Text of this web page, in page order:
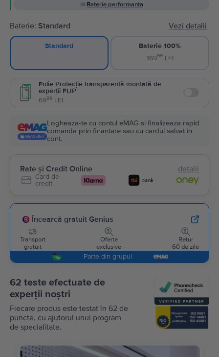
Baterie performanta
Baterie: Standard Vezi detalii
Standard
Baterie 100%
16999LEI
Folie Protecție transparentă montată de
experții FLIP
6999 LEI
Logheaza-te cu contul eMAG si finalizeaza rapid
comanda prin finantare sau cu cardul salvat in
cont.
Rate și Credit Online detalii
Card de
credit
Încearcă gratuit Genius
Transport
gratuit
Oferte
exclusive
Retur
60 de zile
Parte din grupul
62 teste efectuate de
experții noștri
Fiecare produs este testat în 62 de
puncte, cu ajutorul unui program
de specialitate.